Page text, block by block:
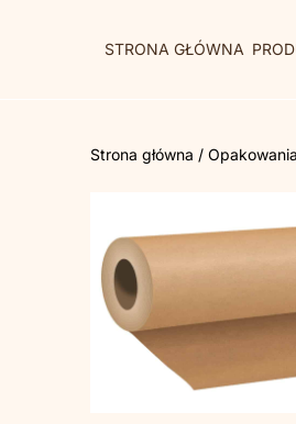
STRONA GŁÓWNA
Strona główna / Opakowania